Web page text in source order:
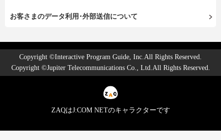
お客さまのデータ利用･外部送信について
Copyright ©Interactive Program Guide, Inc.All Rights Reserved.
Copyright ©Jupiter Telecommunications Co., Ltd.All Rights Reserved.
ZAQはJ:COM NETのキャラクターです